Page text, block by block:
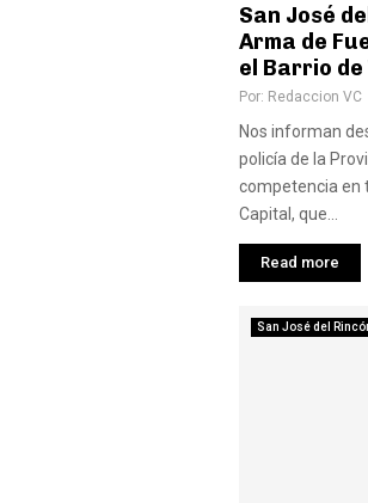
San José
Arma de
el Barrio
Por: Redaccion VC
Nos informan
policía de la
competencia en
Capital, que...
Read more
San José del